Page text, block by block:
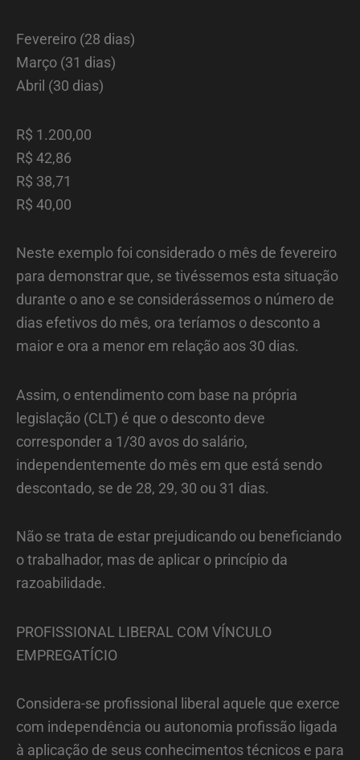
Fevereiro (28 dias)
Março (31 dias)
Abril (30 dias)
R$ 1.200,00
R$ 42,86
R$ 38,71
R$ 40,00
Neste exemplo foi considerado o mês de fevereiro
para demonstrar que, se tivéssemos esta situação
durante o ano e se considerássemos o número de
dias efetivos do mês, ora teríamos o desconto a
maior e ora a menor em relação aos 30 dias.
Assim, o entendimento com base na própria
legislação (CLT) é que o desconto deve
corresponder a 1/30 avos do salário,
independentemente do mês em que está sendo
descontado, se de 28, 29, 30 ou 31 dias.
Não se trata de estar prejudicando ou beneficiando
o trabalhador, mas de aplicar o princípio da
razoabilidade.
PROFISSIONAL LIBERAL COM VÍNCULO
EMPREGATÍCIO
Considera-se profissional liberal aquele que exerce
com independência ou autonomia profissão ligada
à aplicação de seus conhecimentos técnicos e para